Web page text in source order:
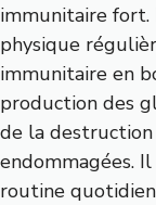
immunitaire fort.
physique
immunitaire en
production des
de la
endommagées.
routine